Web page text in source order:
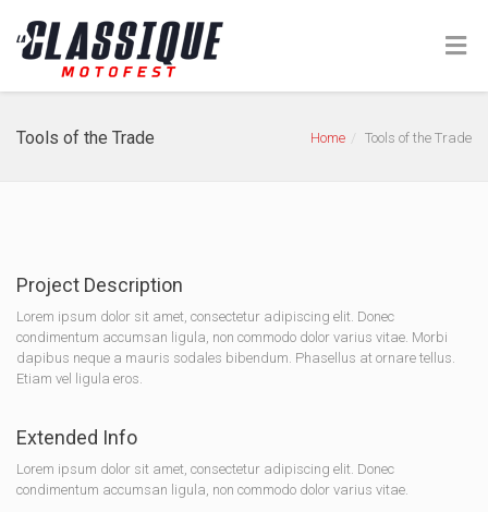
Tools of the Trade Home Tools of the Trade
Project Description
Lorem ipsum dolor sit amet, consectetur adipiscing elit. Donec
condimentum accumsan ligula, non commodo dolor varius vitae. Morbi
dapibus neque a mauris sodales bibendum. Phasellus at ornare tellus.
Etiam vel ligula eros.
Extended Info
Lorem ipsum dolor sit amet, consectetur adipiscing elit. Donec
condimentum accumsan ligula, non commodo dolor varius vitae.